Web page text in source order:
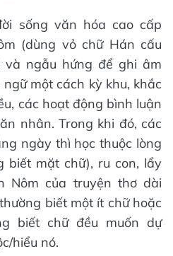
sống văn hóa cao cấp
(dùng vỏ chữ Hán cấu
ngẫu hứng để ghi âm
một cách kỳ khu, khắc
các hoạt động bình luận
nhân. Trong khi đó, các
ngày thì học thuộc lòng
biết mặt chữ), ru con, lẩy
Nôm của truyện thơ dài
biết một ít chữ hoặc
biết chữ đều muốn dự
hiểu nó.